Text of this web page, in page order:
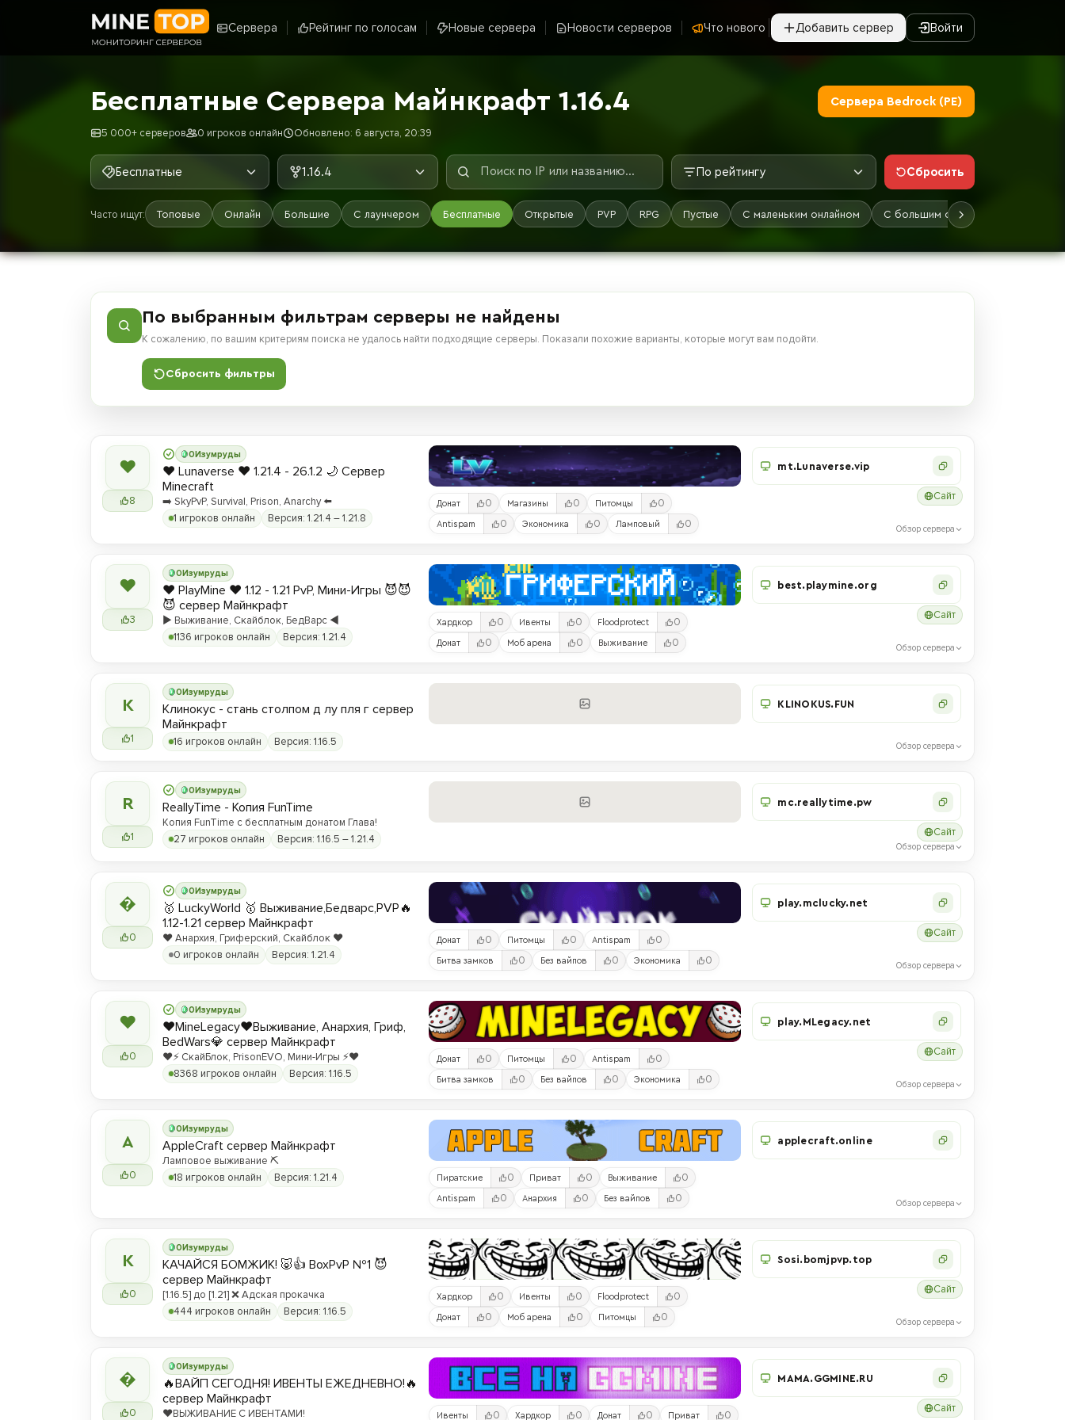
Сервера Рейтинг по голосам Новые сервера Новости серверов Что нового Добавить сервер Войти
Бесплатные Сервера Майнкрафт 1.16.4
5 000+ серверов 0 игроков онлайн Обновлено: 6 августа, 20:39
Сервера Bedrock (PE)
Бесплатные 1.16.4 По рейтингу Сбросить
Часто ищут: Топовые Онлайн Большие С лаунчером Бесплатные Открытые PVP RPG Пустые С маленьким онлайном С большим онлайном
По выбранным фильтрам серверы не найдены
К сожалению, по вашим критериям поиска не удалось найти подходящие серверы. Показали похожие варианты, которые могут вам подойти.
Сбросить фильтры
❤
8
0Изумруды
❤️ Lunaverse ❤️ 1.21.4 - 26.1.2 🌙 Сервер
Minecraft
➡️ SkyPvP, Survival, Prison, Anarchy ⬅️
1 игроков онлайн
Версия: 1.21.4 – 1.21.8
Донат 0 Магазины 0 Питомцы 0
Antispam 0 Экономика 0 Ламповый 0
mt.Lunaverse.vip
Сайт
Обзор сервера
❤
3
0Изумруды
❤️ PlayMine ❤️ 1.12 - 1.21 PvP, Мини-Игры 😈😈
😈 сервер Майнкрафт
▶️ Выживание, Скайблок, БедВарс ◀️
1136 игроков онлайн
Версия: 1.21.4
Хардкор 0 Ивенты 0 Floodprotect 0
Донат 0 Моб арена 0 Выживание 0
best.playmine.org
Сайт
Обзор сервера
К
1
0Изумруды
Клинокус - стань столпом д лу пля г сервер
Майнкрафт
16 игроков онлайн Версия: 1.16.5
KLINOKUS.FUN
Обзор сервера
R
1
0Изумруды
ReallyTime - Копия FunTime
Копия FunTime с бесплатным донатом Глава!
27 игроков онлайн
Версия: 1.16.5 – 1.21.4
mc.reallytime.pw
Сайт
Обзор сервера

0
0Изумруды
🥇 LuckyWorld 🥇 Выживание,Бедварс,PVP🔥
1.12-1.21 сервер Майнкрафт
❤️ Анархия, Гриферский, Скайблок ❤️
0 игроков онлайн
Версия: 1.21.4
Донат 0 Питомцы 0 Antispam 0
Битва замков 0 Без вайпов 0 Экономика 0
play.mclucky.net
Сайт
Обзор сервера
❤
0
0Изумруды
❤️MineLegacy❤️Выживание, Анархия, Гриф,
BedWars💎 сервер Майнкрафт
❤️⚡️ СкайБлок, PrisonEVO, Мини-Игры ⚡️❤️
8368 игроков онлайн
Версия: 1.16.5
Донат 0 Питомцы 0 Antispam 0
Битва замков 0 Без вайпов 0 Экономика 0
play.MLegacy.net
Сайт
Обзор сервера
A
0
0Изумруды
AppleCraft сервер Майнкрафт
Ламповое выживание ⛏️
18 игроков онлайн
Версия: 1.21.4 Пиратские 0 Приват 0 Выживание 0
Antispam 0 Анархия 0 Без вайпов 0
applecraft.online
Обзор сервера
К
0
0Изумруды
КАЧАЙСЯ БОМЖИК! 🐷👍 BoxPvP №1 😈
сервер Майнкрафт
[1.16.5] до [1.21] ❌ Адская прокачка
444 игроков онлайн
Версия: 1.16.5
Хардкор 0 Ивенты 0 Floodprotect 0
Донат 0 Моб арена 0 Питомцы 0
Sosi.bomjpvp.top
Сайт
Обзор сервера

0
0Изумруды
🔥ВАЙП СЕГОДНЯ! ИВЕНТЫ ЕЖЕДНЕВНО!🔥
сервер Майнкрафт
❤️ВЫЖИВАНИЕ С ИВЕНТАМИ!
Ивенты 0 Хардкор 0 Донат 0 Приват 0
MAMA.GGMINE.RU
Сайт